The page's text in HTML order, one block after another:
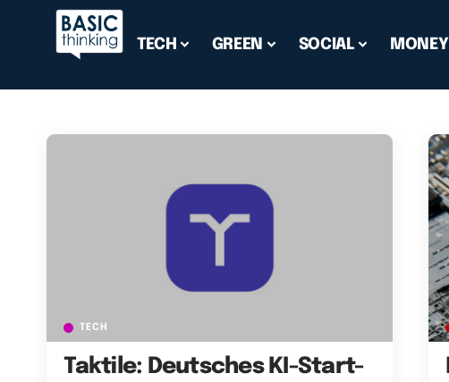
TECH GREEN SOCIAL MONEY
TECH
Taktile: Deutsches KI-Start-